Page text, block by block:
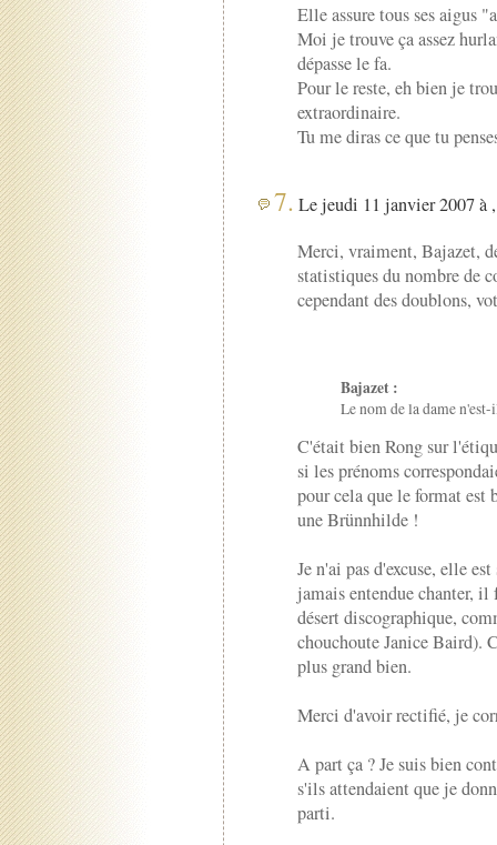
Elle assure tous ses aigus
Moi je trouve ça assez
dépasse le fa.
Pour le reste, eh bien je
extraordinaire.
Tu me diras ce que tu
7. Le jeudi 11 janvier 2007 à
Merci, vraiment, Bajazet,
statistiques du nombre de
cependant des doublons,
Bajazet :
Le nom de la dame
C'était bien Rong sur
si les prénoms
pour cela que le format est
une Brünnhilde !
Je n'ai pas d'excuse, elle
jamais entendue chanter,
désert discographique,
chouchoute Janice Baird).
plus grand bien.
Merci d'avoir rectifié, je
A part ça ? Je suis bien
s'ils attendaient que je
parti.